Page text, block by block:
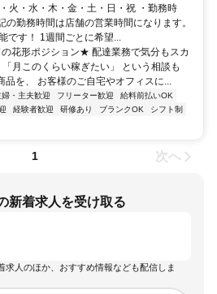
伊勢崎線] 武里 [東武伊勢崎線] 一ノ割 [東
勢崎線]
火・水・木・金・土・日・祝 ・勤務時
勤務時間は店舗の営業時間になります。
です！ 1週間ごとに希望...
花形ポジション★ 配達業務で気分もスカ
月このくらい稼ぎたい」 という相談も
を、 お客様のご自宅やオフィスに...
婦・主夫歓迎 フリーター歓迎
給料前払いOK
経験者歓迎 研修あり ブランクOK
シフト制
1 次へ
新着求人を受け取る
求人のほか、おすすめ情報なども配信しま